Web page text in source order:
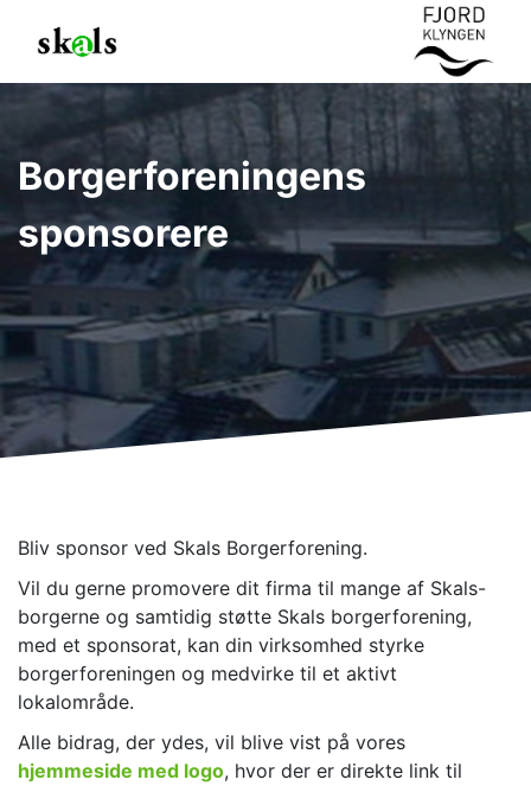
Borgerforeningens
sponsorere
Bliv sponsor ved Skals Borgerforening.
Vil du gerne promovere dit firma til mange af Skals-
borgerne og samtidig støtte Skals borgerforening,
med et sponsorat, kan din virksomhed styrke
borgerforeningen og medvirke til et aktivt
lokalområde.
Alle bidrag, der ydes, vil blive vist på vores
hjemmeside med logo, hvor der er direkte link til